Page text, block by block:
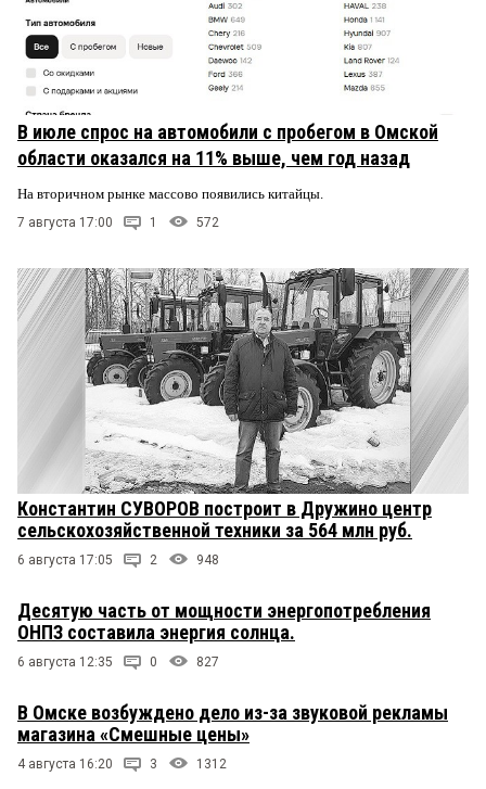
В июле спрос на автомобили с пробегом в Омской
области оказался на 11% выше, чем год назад
На вторичном рынке массово появились китайцы.
7 августа 17:00 1 572
Константин СУВОРОВ построит в Дружино центр
сельскохозяйственной техники за 564 млн руб.
6 августа 17:05 2 948
Десятую часть от мощности энергопотребления
ОНПЗ составила энергия солнца.
6 августа 12:35 0 827
В Омске возбуждено дело из-за звуковой рекламы
магазина «Смешные цены»
4 августа 16:20 3 1312